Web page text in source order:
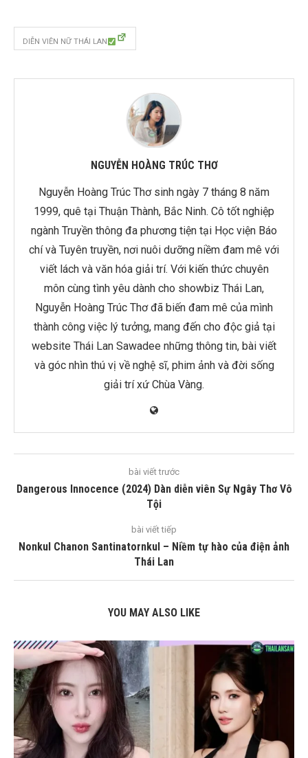
DIỄN VIÊN NỮ THÁI LAN
NGUYỄN HOÀNG TRÚC THƠ
Nguyễn Hoàng Trúc Thơ sinh ngày 7 tháng 8 năm
1999, quê tại Thuận Thành, Bắc Ninh. Cô tốt nghiệp
ngành Truyền thông đa phương tiện tại Học viện Báo
chí và Tuyên truyền, nơi nuôi dưỡng niềm đam mê với
viết lách và văn hóa giải trí. Với kiến thức chuyên
môn cùng tình yêu dành cho showbiz Thái Lan,
Nguyễn Hoàng Trúc Thơ đã biến đam mê của mình
thành công việc lý tưởng, mang đến cho độc giả tại
website Thái Lan Sawadee những thông tin, bài viết
và góc nhìn thú vị về nghệ sĩ, phim ảnh và đời sống
giải trí xứ Chùa Vàng.
bài viết trước
Dangerous Innocence (2024) Dàn diễn viên Sự Ngây Thơ Vô
Tội
bài viết tiếp
Nonkul Chanon Santinatornkul – Niềm tự hào của điện ảnh
Thái Lan
YOU MAY ALSO LIKE